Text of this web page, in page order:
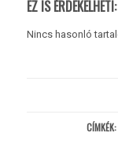
EZ IS ÉRDEKELHETI:
Nincs hasonló
CÍMKÉK: